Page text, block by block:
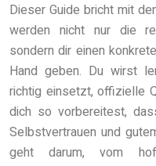
Dieser Guide bricht mit
werden nicht nur die
sondern dir einen
Hand geben. Du wirst
richtig einsetzt, offizielle
dich so vorbereitest,
Selbstvertrauen und
geht darum, vom